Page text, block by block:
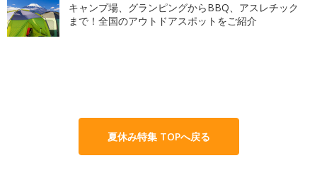
キャンプ場、グランピングからBBQ、アスレチック
まで！全国のアウトドアスポットをご紹介
夏休み特集 TOPへ戻る